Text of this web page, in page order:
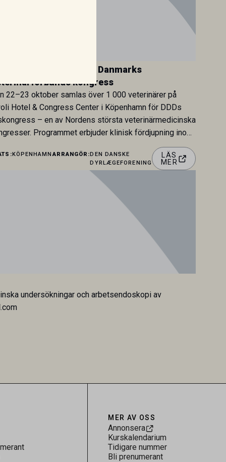
Årskongress 2026 – Danmarks
kongress
22–23 oktober samlas över 1 000 veterinärer på
Hotel & Congress Center i Köpenhamn för DDDs
– en av Nordens största veterinärmedicinska
Programmet erbjuder klinisk fördjupning inom
häst, nötkreatur och gris, samt spår inom
livsmedelssäkerhet, ledarskap och karriär
kliniken. Dagspriset inkluderar tillgång till samtliga
KÖPENHAMNARRANGÖR:DEN DANSKE
DYRLÆGEFORENING
LÄS
MER
undersökningar och arbetsendoskopi av
MER AV OSS
Annonsera
Kurskalendarium
Tidigare nummer
Bli prenumerant